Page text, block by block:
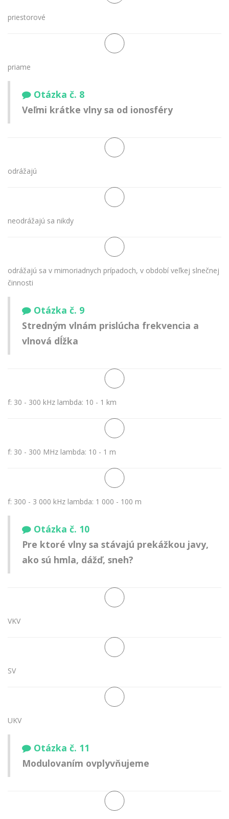
priestorové
priame
Otázka č. 8
Veľmi krátke vlny sa od ionosféry
odrážajú
neodrážajú sa nikdy
odrážajú sa v mimoriadnych prípadoch, v období veľkej slnečnej
činnosti
Otázka č. 9
Stredným vlnám prislúcha frekvencia a
vlnová dĺžka
f: 30 - 300 kHz lambda: 10 - 1 km
f: 30 - 300 MHz lambda: 10 - 1 m
f: 300 - 3 000 kHz lambda: 1 000 - 100 m
Otázka č. 10
Pre ktoré vlny sa stávajú prekážkou javy,
ako sú hmla, dážď, sneh?
VKV
SV
UKV
Otázka č. 11
Modulovaním ovplyvňujeme